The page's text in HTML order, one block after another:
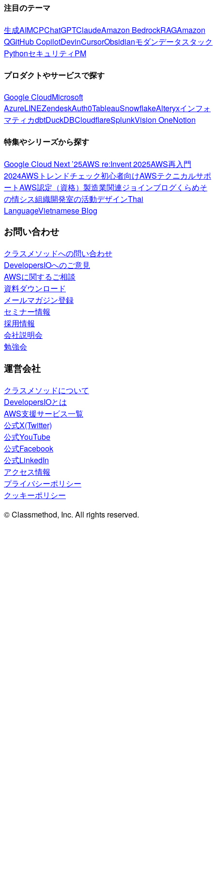
注目のテーマ
生成AIMCPChatGPTClaudeAmazon BedrockRAGAmazon
QGitHub CopilotDevinCursorObsidianモダンデータスタック
PythonセキュリティPM
プロダクトやサービスで探す
Google CloudMicrosoft
AzureLINEZendeskAuth0TableauSnowflakeAlteryxインフォ
マティカdbtDuckDBCloudflareSplunkVision OneNotion
特集やシリーズから探す
Google Cloud Next ’25AWS re:Invent 2025AWS再入門
2024AWSトレンドチェック初心者向けAWSテクニカルサポ
ートAWS認定（資格） 製造業関連ジョインブログくらめそ
の情シス組織開発室の活動デザインThai
LanguageVietnamese Blog
お問い合わせ
クラスメソッドへの問い合わせ
DevelopersIOへのご意見
AWSに関するご相談
資料ダウンロード
メールマガジン登録
セミナー情報
採用情報
会社説明会
勉強会
運営会社
クラスメソッドについて
DevelopersIOとは
AWS支援サービス一覧
公式X(Twitter)
公式YouTube
公式Facebook
公式LinkedIn
アクセス情報
プライバシーポリシー
クッキーポリシー
© Classmethod, Inc. All rights reserved.